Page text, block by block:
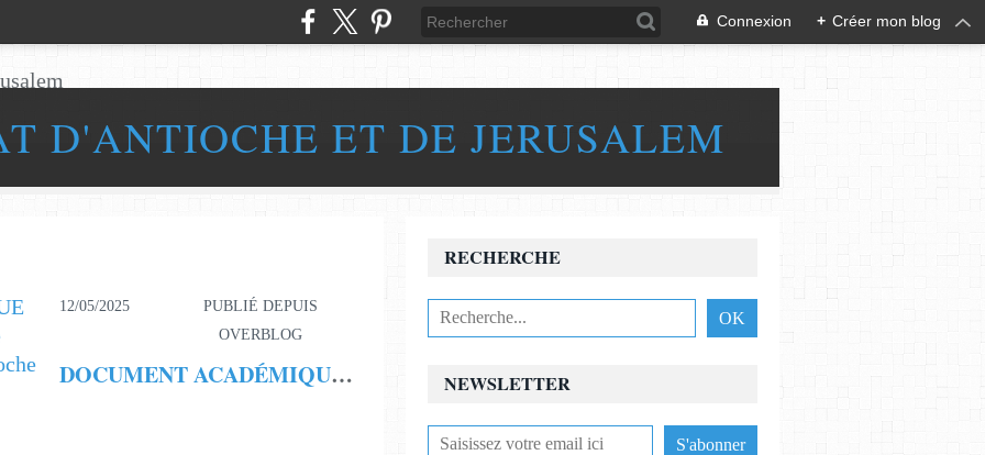
Connexion + Créer mon blog
D'ANTIOCHE ET DE JERUSALEM
12/05/2025
PUBLIÉ DEPUIS
OVERBLOG
DOCUMENT ACADÉMIQUE COMPLET Église Catholique Apostolique Primitive d'Antioche & NÉO-MIAPHYSISME NEWSLETTER
RECHERCHE